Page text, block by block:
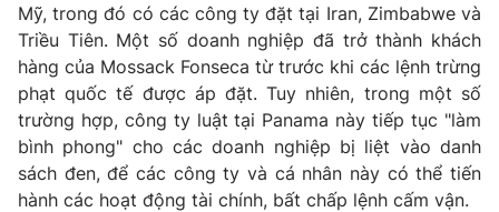
Thị trường 24h Tấm lòng Việt
VTV4 Vươn mình bằng AI
VTV9 VTV8
Mỹ, trong đó có các công ty đặt tại Iran, Zimbabwe và
Triều Tiên. Một số doanh nghiệp đã trở thành khách
hàng của Mossack Fonseca từ trước khi các lệnh trừng
phạt quốc tế được áp đặt. Tuy nhiên, trong một số
trường hợp, công ty luật tại Panama này tiếp tục "làm
bình phong" cho các doanh nghiệp bị liệt vào danh
sách đen, để các công ty và cá nhân này có thể tiến
hành các hoạt động tài chính, bất chấp lệnh cấm vận.